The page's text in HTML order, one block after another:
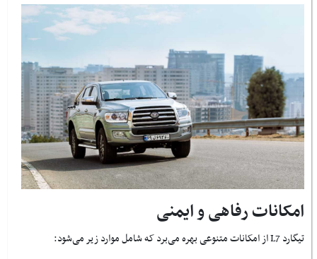
امکانات رفاهی و ایمنی
تیگارد L7 از امکانات متنوعی بهره می‌برد که شامل موارد زیر می‌شود: